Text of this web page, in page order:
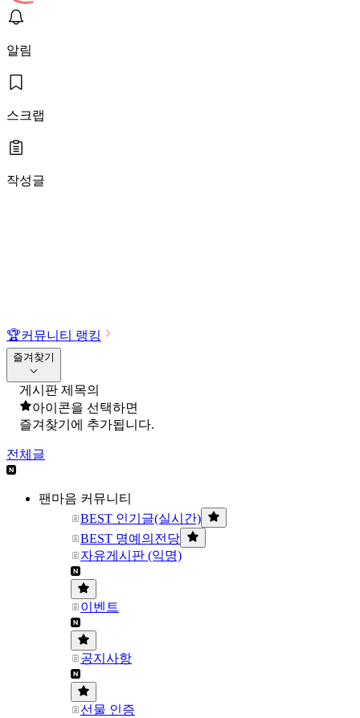
알림
스크랩
작성글
🏆커뮤니티 랭킹
즐겨찾기
게시판 제목의
아이콘을 선택하면
즐겨찾기에 추가됩니다.
전체글
팬마음 커뮤니티
BEST 인기글(실시간)
BEST 명예의전당
자유게시판 (익명)
이벤트
공지사항
선물 인증